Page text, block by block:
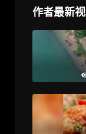
作者最新